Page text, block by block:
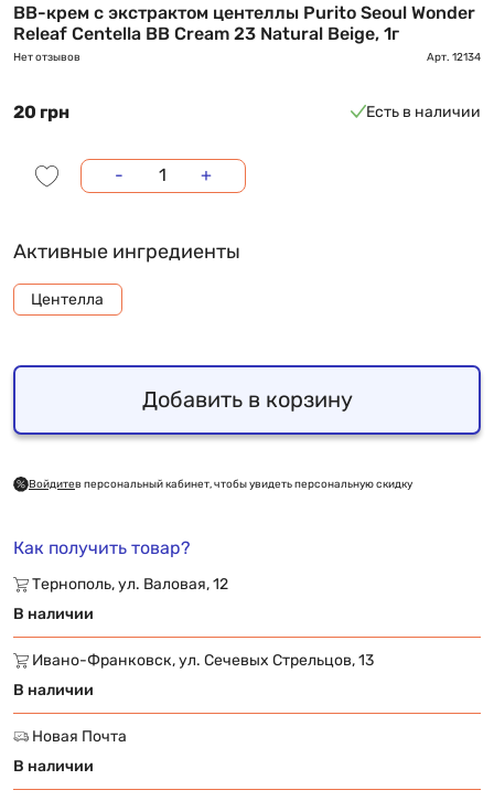
BB-крем с экстрактом центеллы Purito Seoul Wonder
Releaf Centella BB Cream 23 Natural Beige, 1г
Нет отзывов Арт. 12134
20 грн Есть в наличии
- +
Активные ингредиенты
Центелла
Добавить в корзину
Войдитев персональный кабинет, чтобы увидеть персональную скидку
Как получить товар?
Тернополь, ул. Валовая, 12
В наличии
Ивано-Франковск, ул. Сечевых Стрельцов, 13
В наличии
Новая Почта
В наличии